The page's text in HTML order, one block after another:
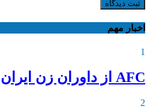
ثبت دیدگاه
اخبار مهم
1
AFC از داوران زن ایران دعوت کرد
2